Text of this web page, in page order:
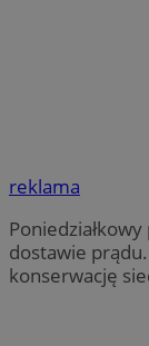
reklama
dostawie
konserwację